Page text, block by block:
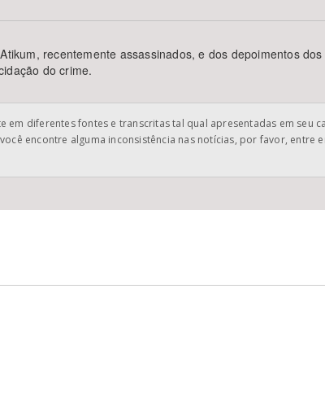
recentemente assassinados, e dos depoimentos
do crime.
diferentes fontes e transcritas tal qual apresentadas em seu
encontre alguma inconsistência nas notícias, por favor, entre